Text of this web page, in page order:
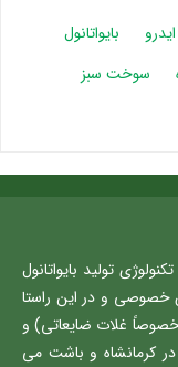
ایدرو
بایواتانول
سوخت سبز
تولید بایواتانول
خصوصی و در این راستا
(خصوصاً غلات ضایعاتی) و
کرمانشاه و باشت می